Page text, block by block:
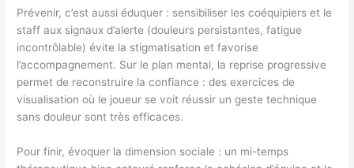
Prévenir, c’est aussi éduquer : sensibiliser les coéquipiers et le
staff aux signaux d’alerte (douleurs persistantes, fatigue
incontrôlable) évite la stigmatisation et favorise
l’accompagnement. Sur le plan mental, la reprise progressive
permet de reconstruire la confiance : des exercices de
visualisation où le joueur se voit réussir un geste technique
sans douleur sont très efficaces.
Pour finir, évoquer la dimension sociale : un mi-temps